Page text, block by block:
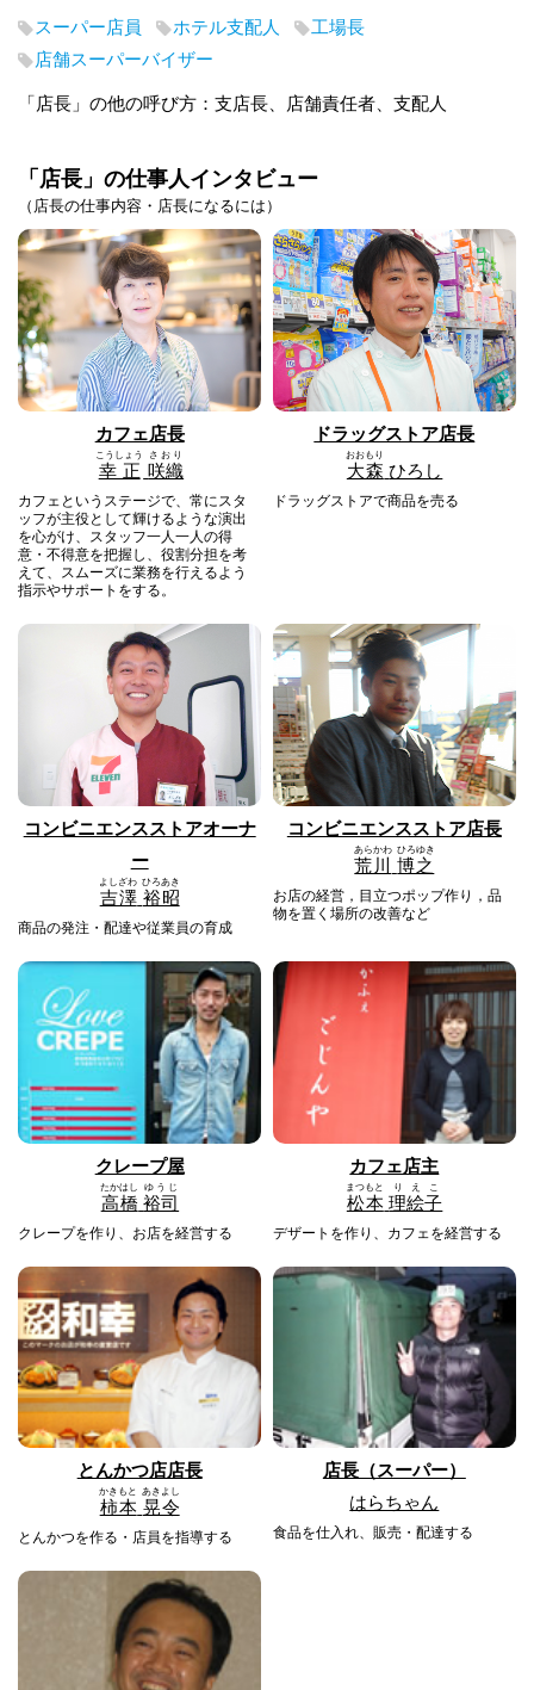
スーパー店員 ホテル支配人
工場長
店舗スーパーバイザー
「店長」の他の呼び方：支店長、店舗責任者、支配人
「店長」の仕事人インタビュー
（店長の仕事内容・店長になるには）
カフェ店長
幸正
こうしょう
咲織
さおり
カフェというステージで、常にスタ
ッフが主役として輝けるような演出
を心がけ、スタッフ⼀⼈⼀⼈の得
意・不得意を把握し、役割分担を考
えて、スムーズに業務を⾏えるよう
指示やサポートをする。
ドラッグストア店長
大森
おおもり
ひろし
ドラッグストアで商品を売る
コンビニエンスストアオーナ
ー
吉澤
よしざわ
裕昭
ひろあき
商品の発注・配達や従業員の育成
コンビニエンスストア店長
荒川
あらかわ
博之
ひろゆき
お店の経営，目立つポップ作り，品
物を置く場所の改善など
クレープ屋
高橋
たかはし
裕司
ゆうじ
クレープを作り、お店を経営する
カフェ店主
松本
まつもと
理絵子
りえこ
デザートを作り、カフェを経営する
とんかつ店店長
柿本
かきもと
晃令
あきよし
とんかつを作る・店員を指導する
店長（スーパー）
はらちゃん
食品を仕入れ、販売・配達する